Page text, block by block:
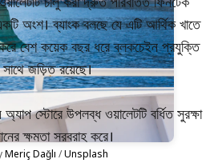
Meriç Dağlı / Unsplash
অংশ। ব্যাংক বলছে যে এটি আর্থিক খাতে
করে বেশ কয়েক বছর ধরে ব্লকচেইন প্রযুক্তি
সাথে জড়িত রয়েছে।
স্টোরে উপলব্ধ ওয়ালেটটি বর্ধিত সুরক্ষা
ক্ষমতা সরবরাহ করে।